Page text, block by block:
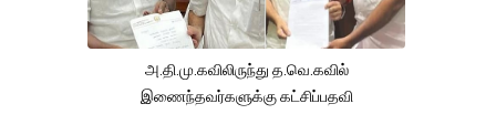
அ.தி.மு.கவிலிருந்து த.வெ.கவில்
இணைந்தவர்களுக்கு கட்சிப்பதவி